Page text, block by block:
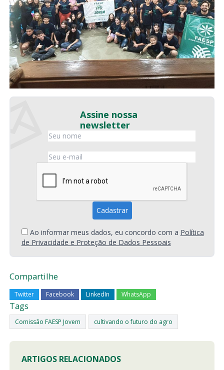
Assine nossa
newsletter
Ao informar meus dados, eu concordo com a Política
de Privacidade e Proteção de Dados Pessoais
Compartilhe
Twitter Facebook LinkedIn WhatsApp
Tags
Comissão FAESP Jovem cultivando o futuro do agro
ARTIGOS RELACIONADOS